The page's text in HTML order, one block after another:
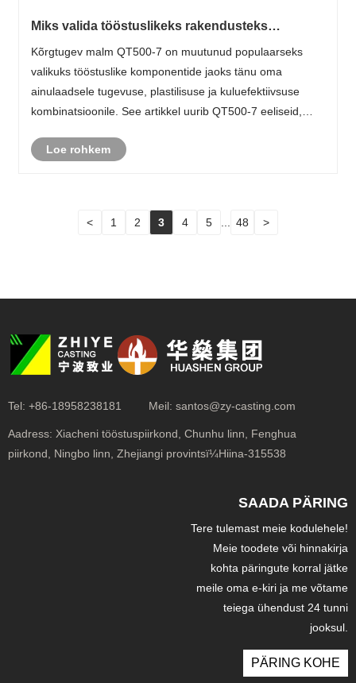
Miks valida tööstuslikeks rakendusteks
Kõrgtugev malm QT500-7 on muutunud populaarseks
valikuks tööstuslike komponentide jaoks tänu oma
ainulaadsele tugevuse, plastilisuse ja kuluefektiivsuse
kombinatsioonile. See artikkel uurib QT500-7 eeliseid,
valupunkte, millega insenerid ja tootjad k......
Loe rohkem
< 1 2 3 4 5 48 >
Tel: +86-18958238181 Meil: santos@zy-casting.com
Aadress: Xiacheni tööstuspiirkond, Chunhu linn, Fenghua
piirkond, Ningbo linn, Zhejiangi provintsï¼Hiina-315538
SAADA PÄRING
Tere tulemast meie kodulehele!
Meie toodete või hinnakirja
kohta päringute korral jätke
meile oma e-kiri ja me võtame
teiega ühendust 24 tunni
jooksul.
PÄRING KOHE